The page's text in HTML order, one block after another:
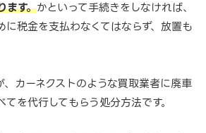
ます。かといって手続きをしなければ、
に税金を支払わなくてはならず、放置も
、カーネクストのような買取業者に廃車
を代行してもらう処分方法です。